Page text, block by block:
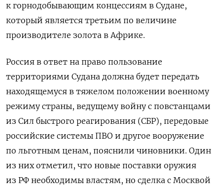
к горнодобывающим концессиям в Судане,
который является третьим по величине
производителе золота в Африке.
Россия в ответ на право пользование
территориями Судана должна будет передать
находящемуся в тяжелом положении военному
режиму страны, ведущему войну с повстанцами
из Сил быстрого реагирования (СБР), передовые
российские системы ПВО и другое вооружение
по льготным ценам, пояснили чиновники. Один
из них отметил, что новые поставки оружия
из РФ необходимы властям, но сделка с Москвой